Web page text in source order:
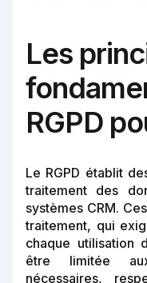
Les
RGPD
Le RGPD établit
traitement des
systèmes CRM.
traitement, qui
chaque utilisation
être limitée
nécessaires,